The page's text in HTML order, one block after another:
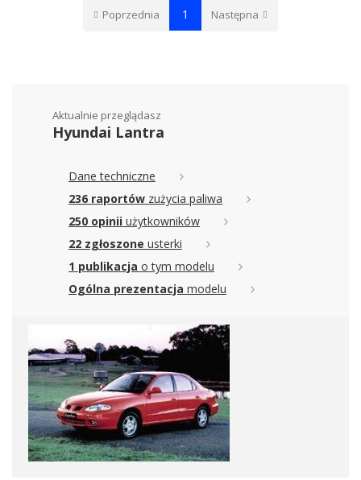
Poprzednia 1 Następna
Aktualnie przeglądasz
Hyundai Lantra
Dane techniczne
236 raportów zużycia paliwa
250 opinii użytkowników
22 zgłoszone usterki
1 publikacja o tym modelu
Ogólna prezentacja modelu